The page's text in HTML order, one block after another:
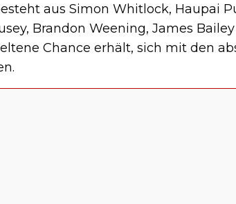
aus Simon Whitlock, Haupai
Brandon Weening, James
Chance erhält, sich mit den